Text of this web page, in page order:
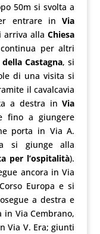
50m si svolta a
entrare inVia
arriva allaChiesa
per altri
Castagna, si
di una visita si
il cavalcavia
a destra inVia
fino a giungere
porta in Via A.
si giunge alla
per l’ospitalità).
ancora in Via
Europa e si
a destra e
Via Cembrano,
Via V. Era; giunti